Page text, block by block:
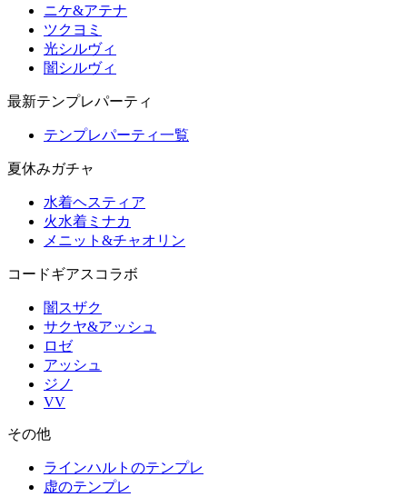
ニケ&アテナ
ツクヨミ
光シルヴィ
闇シルヴィ
最新テンプレパーティ
テンプレパーティ一覧
夏休みガチャ
水着ヘスティア
火水着ミナカ
メニット&チャオリン
コードギアスコラボ
闇スザク
サクヤ&アッシュ
ロゼ
アッシュ
ジノ
VV
その他
ラインハルトのテンプレ
虚のテンプレ